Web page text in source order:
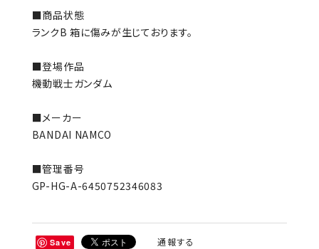
■商品状態
ランクB 箱に傷みが生じております。
■登場作品
機動戦士ガンダム
■メーカー
BANDAI NAMCO
■管理番号
GP-HG-A-6450752346083
Save 通報する